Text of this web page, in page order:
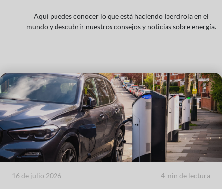
Aquí puedes conocer lo que está haciendo Iberdrola en el
mundo y descubrir nuestros consejos y noticias sobre energía.
16 de julio 2026 4 min de lectura